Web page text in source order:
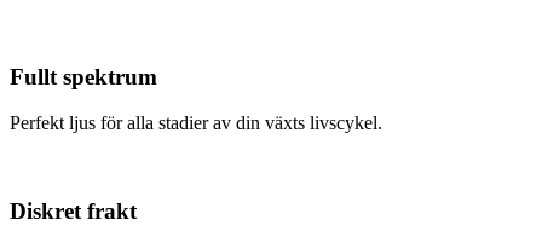
Fullt spektrum
Perfekt ljus för alla stadier av din växts livscykel.
Diskret frakt